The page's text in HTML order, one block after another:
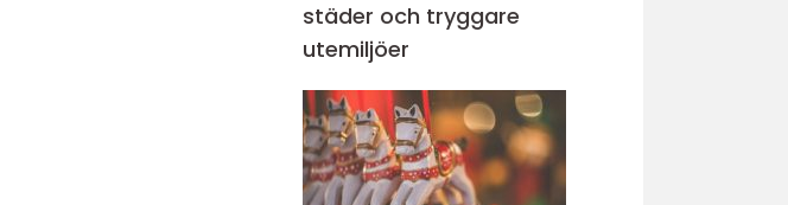
städer och tryggare
utemiljöer